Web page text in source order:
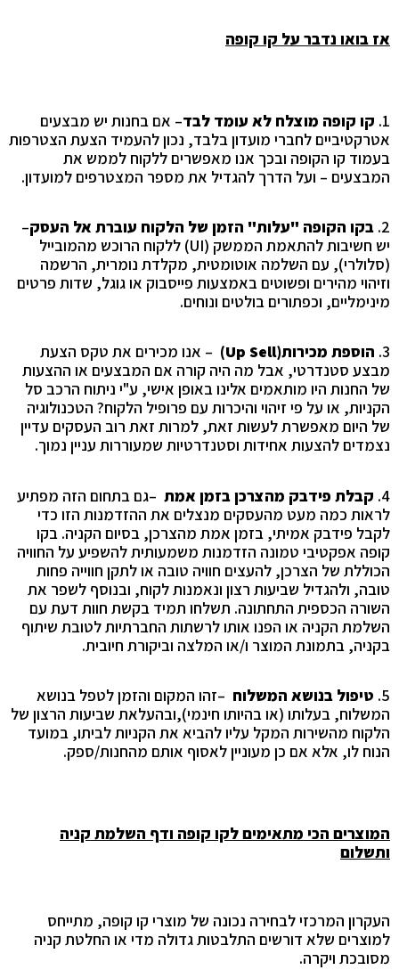
אז בואו נדבר על קו קופה
1. קו קופה מוצלח לא עומד לבד– אם בחנות יש מבצעים
אטרקטיביים לחברי מועדון בלבד, נכון להעמיד הצעת הצטרפות
בעמוד קו הקופה ובכך אנו מאפשרים ללקוח לממש את
המבצעים – ועל הדרך להגדיל את מספר המצטרפים למועדון.
2. בקו הקופה "עלות" הזמן של הלקוח עוברת אל העסק–
יש חשיבות להתאמת הממשק (UI) ללקוח הרוכש מהמובייל
(סלולרי), עם השלמה אוטומטית, מקלדת נומרית, הרשמה
וזיהוי מהירים ופשוטים באמצעות פייסבוק או גוגל, שדות פרטים
מינימליים, וכפתורים בולטים ונוחים.
3. הוספת מכירות(Up Sell)
– אנו מכירים את טקס הצעת
מבצע סטנדרטי, אבל מה היה קורה אם המבצעים או ההצעות
של החנות היו מותאמים אלינו באופן אישי, ע"י ניתוח הרכב סל
הקניות, או על פי זיהוי והיכרות עם פרופיל הלקוח? הטכנולוגיה
של היום מאפשרת לעשות זאת, למרות זאת רוב העסקים עדיין
נצמדים להצעות אחידות וסטנדרטיות שמעוררות עניין נמוך.
4. קבלת פידבק מהצרכן בזמן אמת –גם בתחום הזה מפתיע
לראות כמה מעט מהעסקים מנצלים את ההזדמנות הזו כדי
לקבל פידבק אמיתי, בזמן אמת מהצרכן, בסיום הקניה. בקו
קופה אפקטיבי טמונה הזדמנות משמעותית להשפיע על החוויה
הכוללת של הצרכן, להעצים חוויה טובה או לתקן חווייה פחות
טובה, ולהגדיל שביעות רצון ונאמנות לקוח, ובנוסף לשפר את
השורה הכספית התחתונה. תשלחו תמיד בקשת חוות דעת עם
השלמת הקניה או הפנו אותו לרשתות החברתיות לטובת שיתוף
בקניה, בתמונת המוצר ו/או המלצה וביקורת חיובית.
5. טיפול בנושא המשלוח –זהו המקום והזמן לטפל בנושא
המשלוח, בעלותו (או בהיותו חינמי),ובהעלאת שביעות הרצון של
הלקוח מהשירות המקל עליו להביא את הקניות לביתו, במועד
הנוח לו, אלא אם כן מעוניין לאסוף אותם מהחנות/ספק.
המוצרים הכי מתאימים לקו קופה ודף השלמת קניה
ותשלום
העקרון המרכזי לבחירה נכונה של מוצרי קו קופה, מתייחס
למוצרים שלא דורשים התלבטות גדולה מדי או החלטת קניה
מסובכת ויקרה.